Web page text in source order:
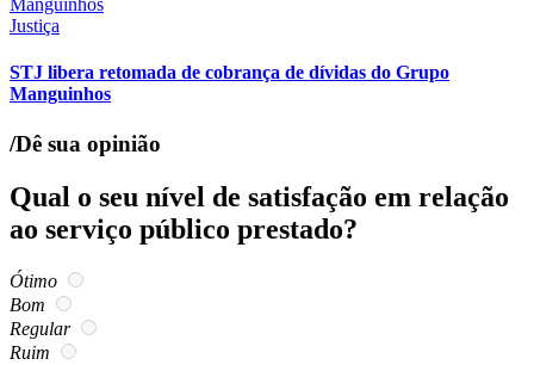
Justiça
STJ libera retomada de cobrança de dívidas do Grupo
Manguinhos
/Dê sua opinião
Qual o seu nível de satisfação em relação
ao serviço público prestado?
Ótimo
Bom
Regular
Ruim